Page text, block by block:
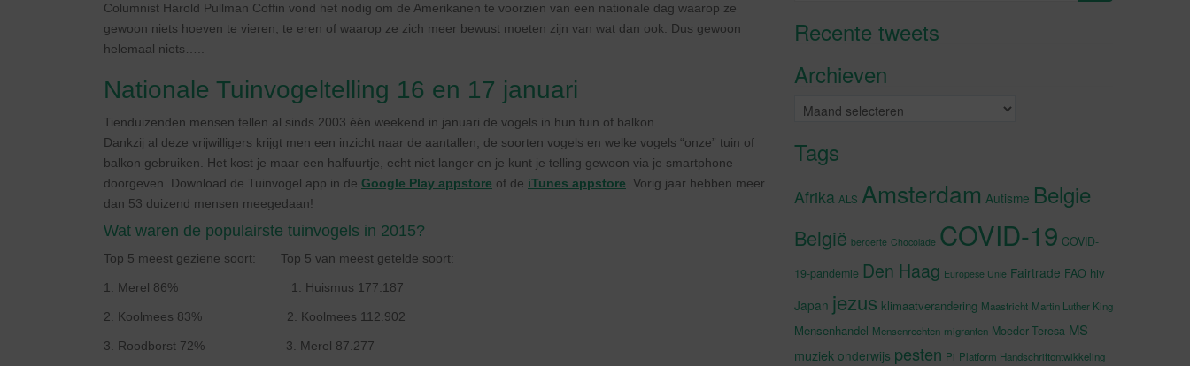
Columnist Harold Pullman Coffin vond het nodig om de Amerikanen te voorzien van een nationale dag waarop ze
gewoon niets hoeven te vieren, te eren of waarop ze zich meer bewust moeten zijn van wat dan ook. Dus gewoon
helemaal niets…..
Nationale Tuinvogeltelling 16 en 17 januari
Tienduizenden mensen tellen al sinds 2003 één weekend in januari de vogels in hun tuin of balkon.
Dankzij al deze vrijwilligers krijgt men een inzicht naar de aantallen, de soorten vogels en welke vogels “onze” tuin of
balkon gebruiken. Het kost je maar een halfuurtje, echt niet langer en je kunt je telling gewoon via je smartphone
doorgeven. Download de Tuinvogel app in de Google Play appstore of de iTunes appstore . Vorig jaar hebben meer
dan 53 duizend mensen meegedaan!
Wat waren de populairste tuinvogels in 2015?
Top 5 meest geziene soort: Top 5 van meest getelde soort:
1. Merel 86% 1. Huismus 177.187
2. Koolmees 83% 2. Koolmees 112.902
3. Roodborst 72% 3. Merel 87.277
Recente tweetsKlik om marketing cookies te
Archieven
Archieven
Tags
Afrika ALS Amsterdam Autisme Belgie
België beroerte Chocolade COVID-19 COVID-
19-pandemie Den Haag Europese Unie Fairtrade FAO hiv
Japan jezus klimaatverandering Maastricht Martin Luther King
Mensenhandel Mensenrechten migranten Moeder Teresa MS
muziek onderwijs pesten Pi Platform Handschriftontwikkeling